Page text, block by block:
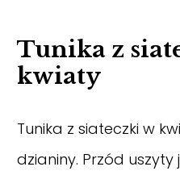
Tunika z
kwiaty
Tunika z siateczki w
dzianiny. Przód uszyty